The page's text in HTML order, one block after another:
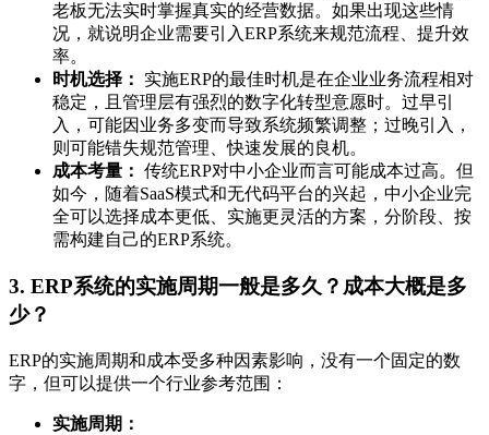
老板无法实时掌握真实的经营数据。如果出现这些情
况，就说明企业需要引入ERP系统来规范流程、提升效
率。
时机选择：
实施ERP的最佳时机是在企业业务流程相对
稳定，且管理层有强烈的数字化转型意愿时。过早引
入，可能因业务多变而导致系统频繁调整；过晚引入，
则可能错失规范管理、快速发展的良机。
成本考量： 传统ERP对中小企业而言可能成本过高。但
如今，随着SaaS模式和无代码平台的兴起，中小企业完
全可以选择成本更低、实施更灵活的方案，分阶段、按
需构建自己的ERP系统。
3. ERP系统的实施周期一般是多久？成本大概是多
少？
ERP的实施周期和成本受多种因素影响，没有一个固定的数
字，但可以提供一个行业参考范围：
实施周期：